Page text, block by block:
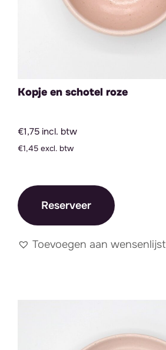
Kopje en schotel roze
€1,75 incl. btw
€1,45 excl. btw
Reserveer
Toevoegen aan wensenlijst